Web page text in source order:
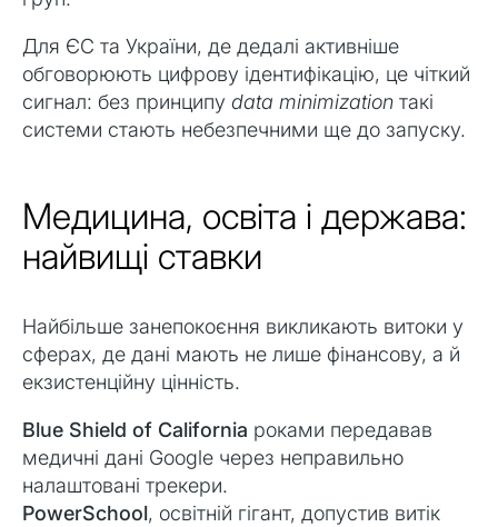
Для ЄС та України, де дедалі активніше
обговорюють цифрову ідентифікацію, це чіткий
сигнал: без принципу data minimization такі
системи стають небезпечними ще до запуску.
Медицина, освіта і держава:
найвищі ставки
Найбільше занепокоєння викликають витоки у
сферах, де дані мають не лише фінансову, а й
екзистенційну цінність.
Blue Shield of California роками передавав
медичні дані Google через неправильно
налаштовані трекери.
PowerSchool, освітній гігант, допустив витік